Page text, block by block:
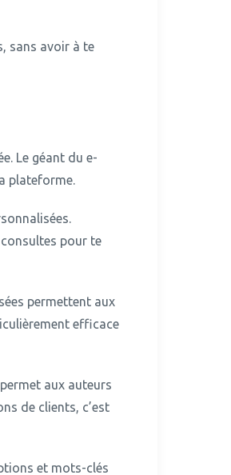
sans avoir à te
Le géant du e-
plateforme.
pour te
permettent aux
efficace
aux auteurs
de clients, c’est
et mots-clés